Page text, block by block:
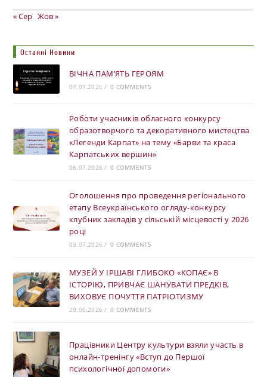
« Сер Жов »
Останні Новини
ВІЧНА ПАМ’ЯТЬ ГЕРОЯМ
07.07.2026 / 0 COMMENTS
Роботи учасників обласного конкурсу
образотворчого та декоративного мистецтва
«Легенди Карпат» на тему «Барви та краса
Карпатських вершин»
06.07.2026 / 0 COMMENTS
Оголошення про проведення регіонального
етапу Всеукраїнського огляду-конкурсу
клубних закладів у сільській місцевості у 2026
році
03.07.2026 / 0 COMMENTS
МУЗЕЙ У ІРШАВІ ГЛИБОКО «КОПАЄ» В
ІСТОРІЮ, ПРИВЧАЄ ШАНУВАТИ ПРЕДКІВ,
ВИХОВУЄ ПОЧУТТЯ ПАТРІОТИЗМУ
29.06.2026 / 0 COMMENTS
Працівники Центру культури взяли участь в
онлайн-тренінгу «Вступ до Першої
психологічної допомоги»